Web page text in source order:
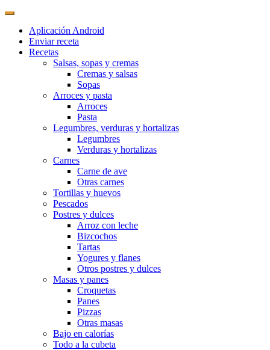
Aplicación Android
Enviar receta
Recetas
Salsas, sopas y cremas
Cremas y salsas
Sopas
Arroces y pasta
Arroces
Pasta
Legumbres, verduras y hortalizas
Legumbres
Verduras y hortalizas
Carnes
Carne de ave
Otras carnes
Tortillas y huevos
Pescados
Postres y dulces
Arroz con leche
Bizcochos
Tartas
Yogures y flanes
Otros postres y dulces
Masas y panes
Croquetas
Panes
Pizzas
Otras masas
Bajo en calorías
Todo a la cubeta